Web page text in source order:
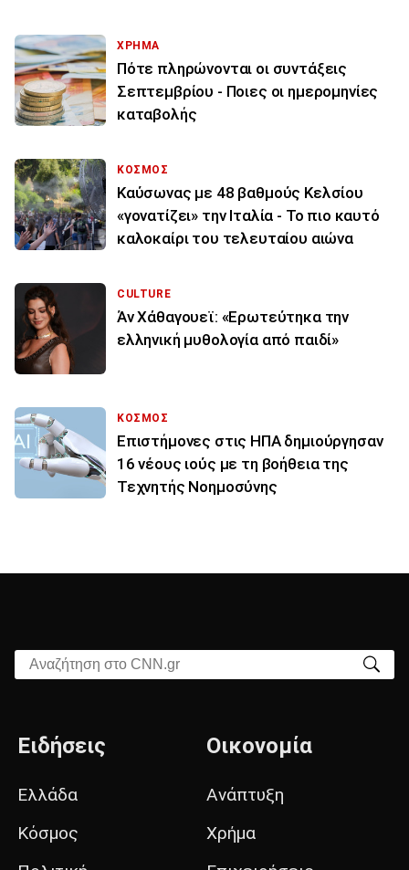
ΧΡΗΜΑ
Πότε πληρώνονται οι συντάξεις
Σεπτεμβρίου - Ποιες οι ημερομηνίες
καταβολής
ΚΟΣΜΟΣ
Καύσωνας με 48 βαθμούς Κελσίου
«γονατίζει» την Ιταλία - Το πιο καυτό
καλοκαίρι του τελευταίου αιώνα
CULTURE
Άν Χάθαγουεϊ: «Ερωτεύτηκα την
ελληνική μυθολογία από παιδί»
ΚΟΣΜΟΣ
Επιστήμονες στις ΗΠΑ δημιούργησαν
16 νέους ιούς με τη βοήθεια της
Τεχνητής Νοημοσύνης
Αναζήτηση στο CNN.gr
Ειδήσεις
Ελλάδα
Κόσμος
Οικονομία
Ανάπτυξη
Χρήμα